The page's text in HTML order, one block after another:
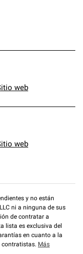
web
web
y no están
ni a ninguna de sus
de contratar a
lista es exclusiva del
en cuanto a la
contratistas. Más